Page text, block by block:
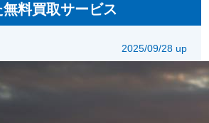
料買取サービス
2025/09/28 up